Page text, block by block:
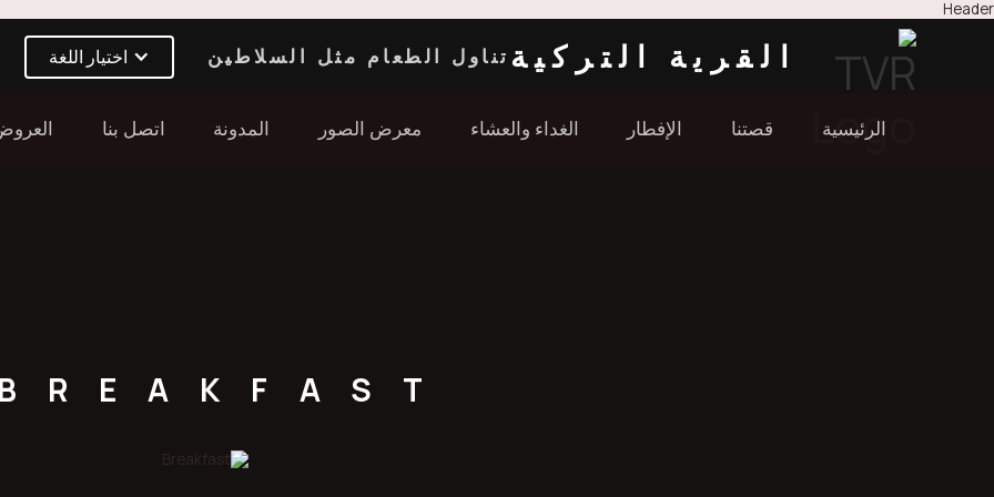
Header
القرية التركية تناول الطعام مثل السلاطين اختيار اللغة
الرئيسية قصتنا الإفطار الغداء والعشاء معرض الصور المدونة اتصل بنا
BREAKFAST